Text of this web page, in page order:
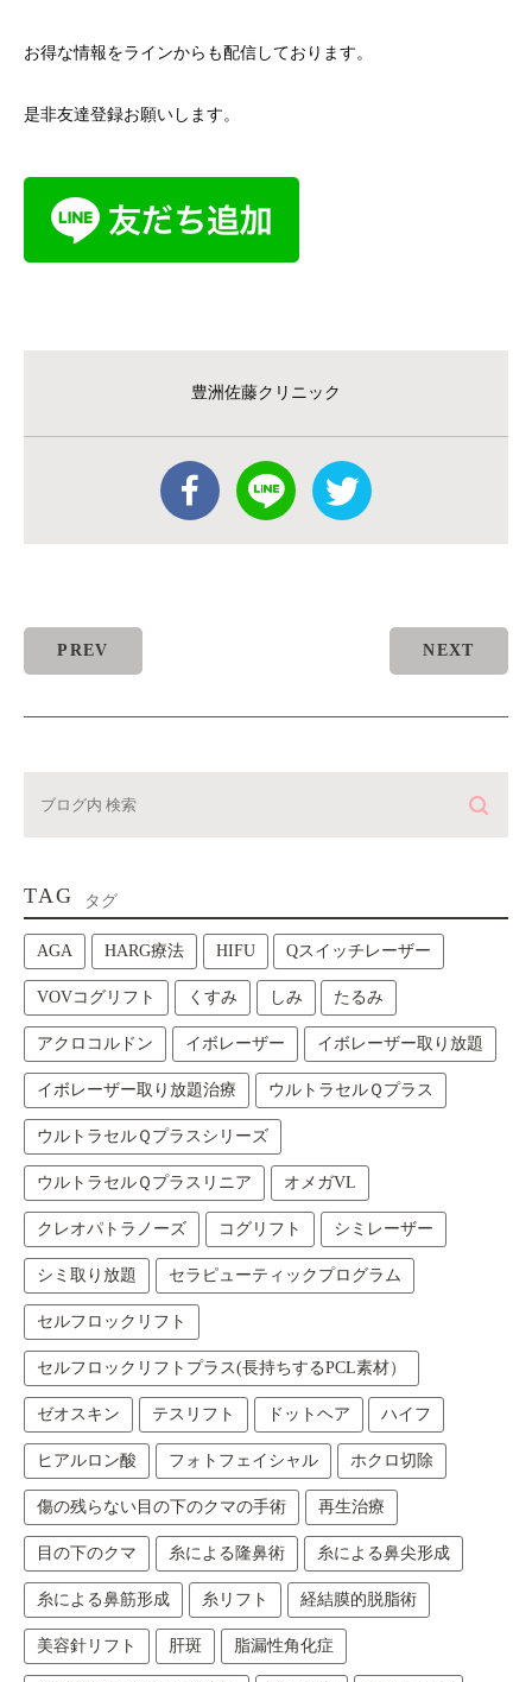
お得な情報をラインからも配信しております。
是非友達登録お願いします。
豊洲佐藤クリニック
PREV NEXT
TAG タグ
AGA HARG療法 HIFU Qスイッチレーザー
VOVコグリフト くすみ しみ たるみ
アクロコルドン イボレーザー イボレーザー取り放題
イボレーザー取り放題治療 ウルトラセルＱプラス
ウルトラセルＱプラスシリーズ
ウルトラセルＱプラスリニア オメガVL
クレオパトラノーズ コグリフト シミレーザー
シミ取り放題 セラピューティックプログラム
セルフロックリフト
セルフロックリフトプラス(長持ちするPCL素材）
ゼオスキン テスリフト ドットヘア ハイフ
ヒアルロン酸 フォトフェイシャル ホクロ切除
傷の残らない目の下のクマの手術 再生治療
目の下のクマ 糸による隆鼻術 糸による鼻尖形成
糸による鼻筋形成 糸リフト 経結膜的脱脂術
美容針リフト 肝斑 脂漏性角化症